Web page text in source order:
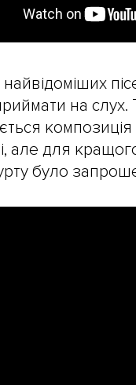
на слух.
але для
було